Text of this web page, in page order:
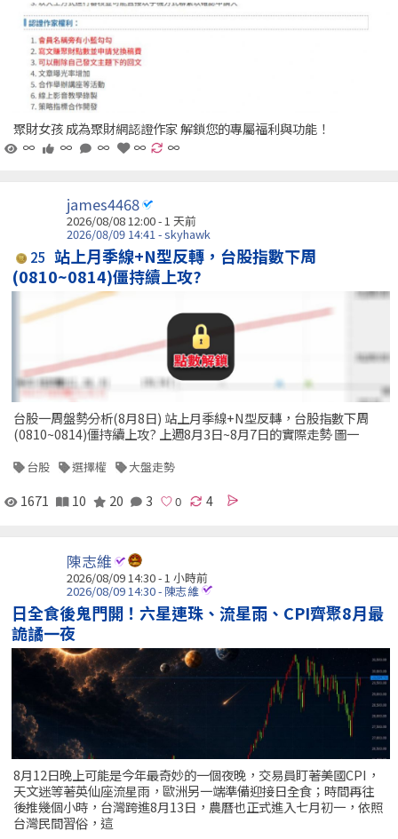
聚財女孩 成為聚財網認證作家 解鎖您的專屬福利與功能！
∞
∞ ∞ ∞ ∞
james4468
2026/08/08 12:00 - 1 天前
2026/08/09 14:41 - skyhawk
25 站上月季線+N型反轉，台股指數下周
(0810~0814)僵持續上攻?
台股一周盤勢分析(8月8日) 站上月季線+N型反轉，台股指數下周
(0810~0814)僵持續上攻? 上週8月3日~8月7日的實際走勢 圖一
台股 選擇權 大盤走勢
1671 10 20 3 4
陳志維
2026/08/09 14:30 -1 小時前
2026/08/09 14:30 - 陳志維
日全食後鬼門開！六星連珠、流星雨、CPI齊聚8月最
詭譎一夜
8月12日晚上可能是今年最奇妙的一個夜晚，交易員盯著美國CPI，
天文迷等著英仙座流星雨，歐洲另一端準備迎接日全食；時間再往
後推幾個小時，台灣跨進8月13日，農曆也正式進入七月初一，依照
台灣民間習俗，這